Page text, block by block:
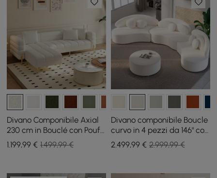
Divano Componibile Axial
230 cm in Bouclé con Pouf
e Gambe Dorate
1.199,99 € 1.499,99 €
Divano componibile Boucle
curvo in 4 pezzi da 146" con
pouf e cuscini
2.499,99€ 2.999,99 €